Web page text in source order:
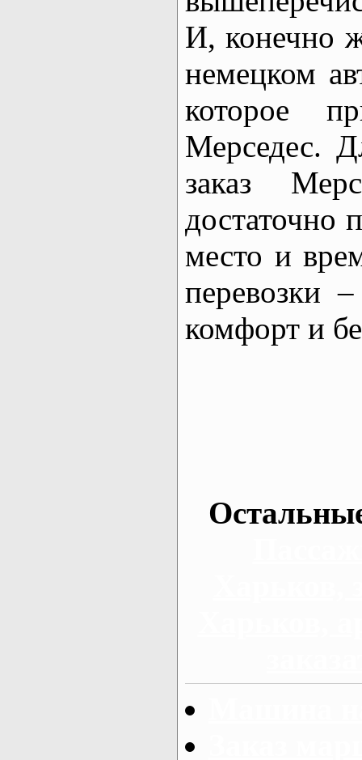
И, конечно
немецком
которое
Мерседес.
заказ
достаточно
место и
перевозки
комфорт и